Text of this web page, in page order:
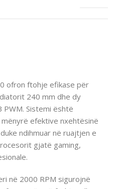
ofron ftohje efikase për
240 mm dhe dy
Sistemi është
efektive nxehtësinë
ndihmuar në ruajtjen e
gjatë gaming,
në 2000 RPM sigurojnë